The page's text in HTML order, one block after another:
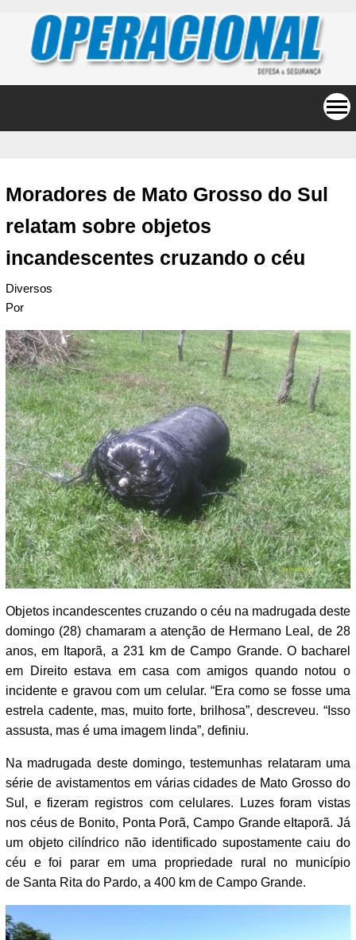
Moradores de Mato Grosso do Sul
relatam sobre objetos
incandescentes cruzando o céu
Diversos
Por
Objetos incandescentes cruzando o céu na madrugada deste
domingo (28) chamaram a atenção de Hermano Leal, de 28
anos, em Itaporã, a 231 km de Campo Grande. O bacharel
em Direito estava em casa com amigos quando notou o
incidente e gravou com um celular. “Era como se fosse uma
estrela cadente, mas, muito forte, brilhosa”, descreveu. “Isso
assusta, mas é uma imagem linda”, definiu.
Na madrugada deste domingo, testemunhas relataram uma
série de avistamentos em várias cidades de Mato Grosso do
Sul, e fizeram registros com celulares. Luzes foram vistas
nos céus de Bonito, Ponta Porã, Campo Grande eItaporã. Já
um objeto cilíndrico não identificado supostamente caiu do
céu e foi parar em uma propriedade rural no município
de Santa Rita do Pardo, a 400 km de Campo Grande.